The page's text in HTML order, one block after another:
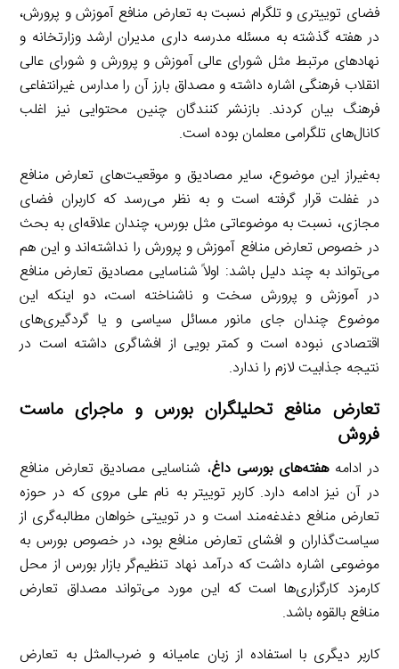
فضای توییتری و تلگرام نسبت به تعارض منافع آموزش و پرورش،
در هفته گذشته به مسئله مدرسه داری مدیران ارشد وزارتخانه و
نهادهای مرتبط مثل شورای عالی آموزش و پرورش و شورای عالی
انقلاب فرهنگی اشاره داشته و مصداق بارز آن را مدارس غیرانتفاعی
فرهنگ بیان کردند. بازنشر کنندگان چنین محتوایی نیز اغلب
کانال‌های تلگرامی معلمان بوده است.
به‌غیراز این موضوع، سایر مصادیق و موقعیت‌های تعارض منافع
در غفلت قرار گرفته است و به نظر می‌رسد که کاربران فضای
مجازی، نسبت به موضوعاتی مثل بورس، چندان علاقه‌ای به بحث
در خصوص تعارض منافع آموزش و پرورش را نداشته‌اند و این هم
می‌تواند به چند دلیل باشد: اولاً شناسایی مصادیق تعارض منافع
در آموزش و پرورش سخت و ناشناخته است، دو اینکه این
موضوع چندان جای مانور مسائل سیاسی و یا گردگیری‌های
اقتصادی نبوده است و کمتر بویی از افشاگری داشته است در
نتیجه جذابیت لازم را ندارد.
تعارض منافع تحلیلگران بورس و ماجرای ماست
فروش
در ادامههفته‌های بورسی داغ، شناسایی مصادیق تعارض منافع
در آن نیز ادامه دارد. کاربر توییتر به نام علی مروی که در حوزه
تعارض منافع دغدغه‌مند است و در توییتی خواهان مطالبه‌گری از
سیاست‌گذاران و افشای تعارض منافع بود، در خصوص بورس به
موضوعی اشاره داشت که درآمد نهاد تنظیم‌گر بازار بورس از محل
کارمزد کارگزاری‌ها است که این مورد می‌تواند مصداق تعارض
منافع بالقوه باشد.
کاربر دیگری با استفاده از زبان عامیانه و ضرب‌المثل به تعارض